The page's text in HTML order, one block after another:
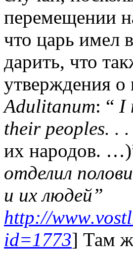
перемещении
что царь имел
дарить, что
утверждения
Adulitanum: “ I
their peoples. . .
их народов.
отделил
и их людей”
http://www.
id=1773] Там